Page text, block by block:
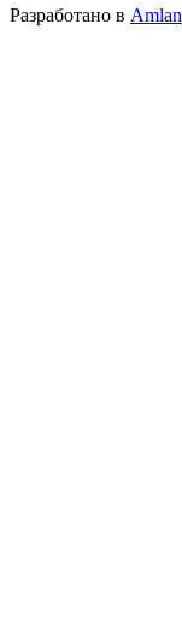
Разработано в Amlan